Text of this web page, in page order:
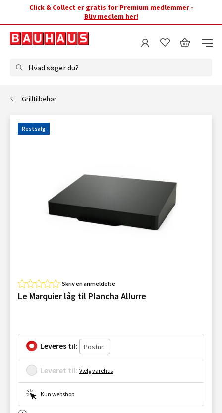
Click & Collect er gratis for Premium medlemmer -
Bliv medlem her!
Hvad søger du?
Grilltilbehør
Restsalg
Skriv en anmeldelse
Le Marquier låg til Plancha Allurre
Leveres til:
Leveret til: Vælg varehus
Kun webshop